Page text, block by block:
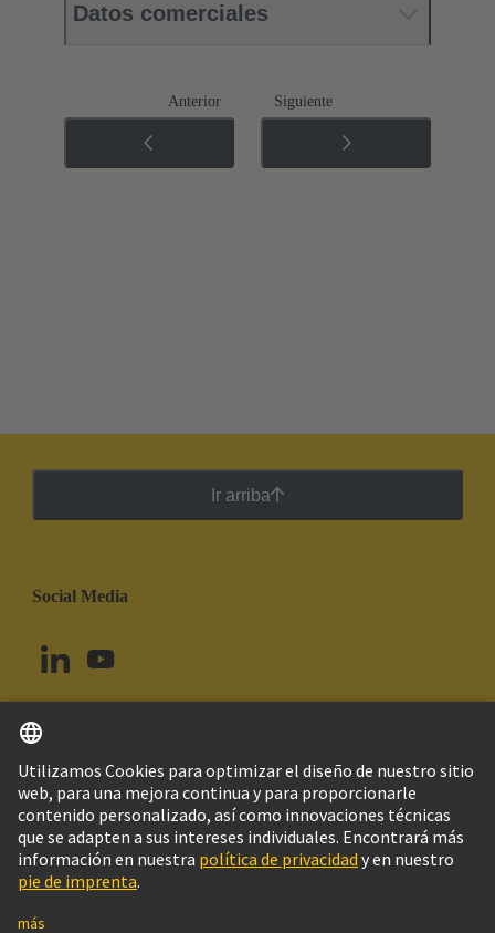
Datos comerciales
Anterior Siguiente
Ir arriba
Social Media
Uruguay Español
© Grupo Tecnológico HARTING